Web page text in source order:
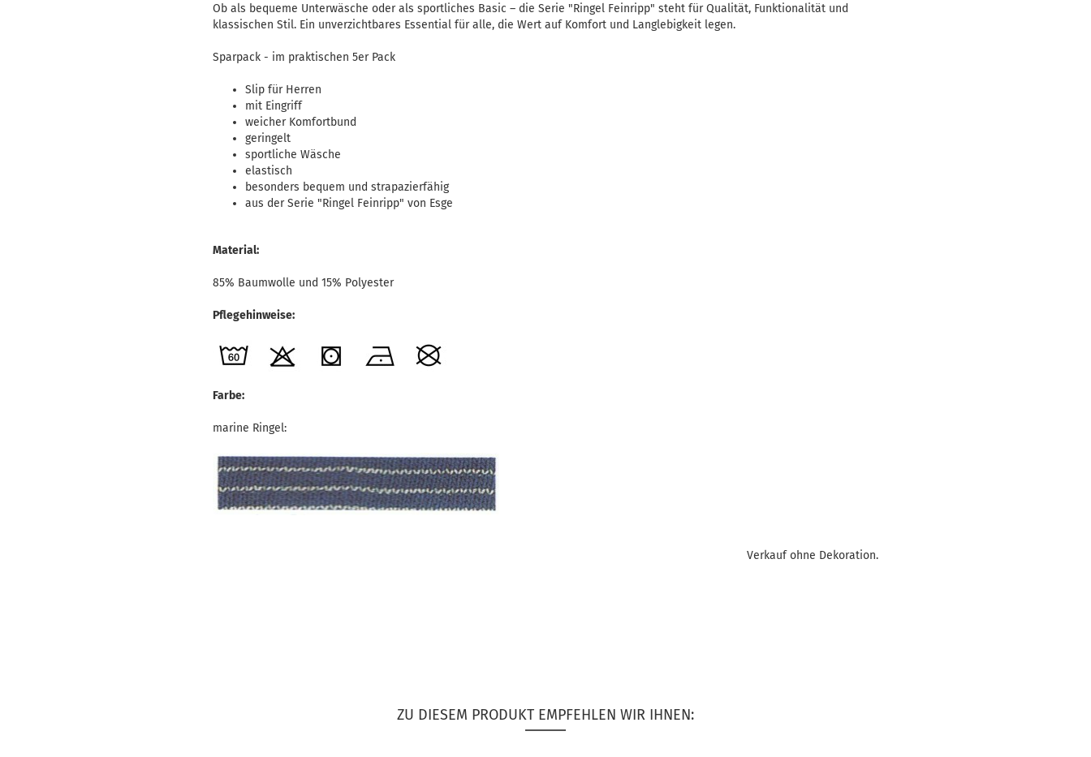
Ob als bequeme Unterwäsche oder als sportliches Basic – die Serie "Ringel Feinripp" steht für Qualität, Funktionalität und
klassischen Stil. Ein unverzichtbares Essential für alle, die Wert auf Komfort und Langlebigkeit legen.
Sparpack - im praktischen 5er Pack
Slip für Herren
mit Eingriff
weicher Komfortbund
geringelt
sportliche Wäsche
elastisch
besonders bequem und strapazierfähig
aus der Serie "Ringel Feinripp" von Esge
Material:
85% Baumwolle und 15% Polyester
Pflegehinweise:
Farbe:
marine Ringel:
Verkauf ohne Dekoration.
ZU DIESEM PRODUKT EMPFEHLEN WIR IHNEN: